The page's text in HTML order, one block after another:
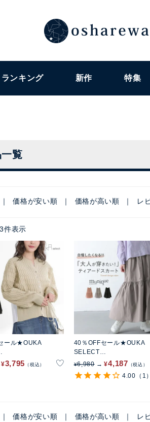
ランキング 新作 特集
覧
価格が安い順 価格が高い順 レ
3件表示
ール★OUKA
キングニットカーデ
¥3,795 税込
40％OFFセール★OUKA
SELECT
ティアードスカート
¥6,980 ¥4,187 税込
4.00 （1）
価格が安い順 価格が高い順 レ